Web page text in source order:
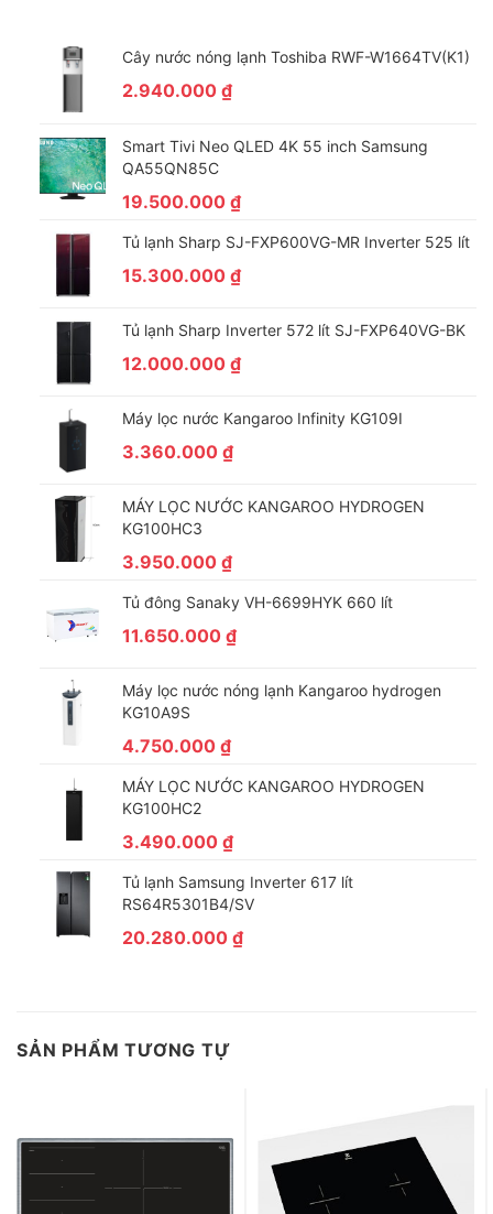
Cây nước nóng lạnh Toshiba RWF-W1664TV(K1)
2.940.000 ₫
Smart Tivi Neo QLED 4K 55 inch Samsung
QA55QN85C
19.500.000 ₫
Tủ lạnh Sharp SJ-FXP600VG-MR Inverter 525 lít
15.300.000 ₫
Tủ lạnh Sharp Inverter 572 lít SJ-FXP640VG-BK
12.000.000 ₫
Máy lọc nước Kangaroo Infinity KG109I
3.360.000 ₫
MÁY LỌC NƯỚC KANGAROO HYDROGEN
KG100HC3
3.950.000 ₫
Tủ đông Sanaky VH-6699HYK 660 lít
11.650.000 ₫
Máy lọc nước nóng lạnh Kangaroo hydrogen
KG10A9S
4.750.000 ₫
MÁY LỌC NƯỚC KANGAROO HYDROGEN
KG100HC2
3.490.000 ₫
Tủ lạnh Samsung Inverter 617 lít
RS64R5301B4/SV
20.280.000 ₫
SẢN PHẨM TƯƠNG TỰ